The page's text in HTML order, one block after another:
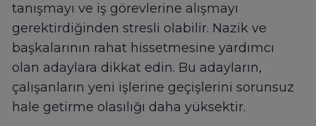
tanışmayı ve iş görevlerine alışmayı
gerektirdiğinden stresli olabilir. Nazik ve
başkalarının rahat hissetmesine yardımcı
olan adaylara dikkat edin. Bu adayların,
çalışanların yeni işlerine geçişlerini sorunsuz
hale getirme olasılığı daha yüksektir.